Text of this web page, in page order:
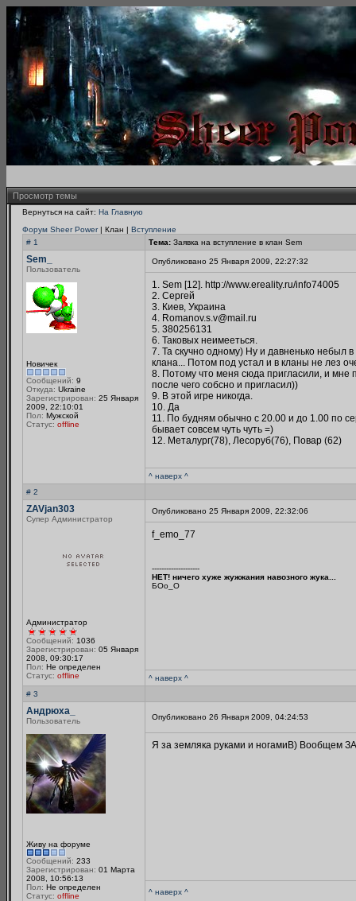
Просмотр темы
Вернуться на сайт: На Главную
Форум Sheer Power| Клан | Вступление
# 1
Тема: Заявка на вступление в клан Sem
Sem_
Пользователь
Новичек
Сообщений: 9
Откуда: Ukraine
Зарегистрирован: 25 Января
2009, 22:10:01
Пол: Мужской
Статус: offline
Опубликовано 25 Января 2009, 22:27:32
1. Sem [12]. http://www.ereality.ru/info74005
2. Сергей
3. Киев, Украина
4. Romanov.s.v@mail.ru
5. 380256131
6. Таковых неимееться.
7. Та скучно одному) Ну и давненько небыл
клана... Потом под устал и в кланы не лез
8. Потому что меня сюда пригласили, и мне
после чего собсно и пригласил))
9. В этой игре никогда.
10. Да
11. По будням обычно с 20.00 и до 1.00 по
бывает совсем чуть чуть =)
12. Металург(78), Лесоруб(76), Повар (62)
^ наверх ^
# 2
ZAVjan303
Супер Администратор
Администратор
Сообщений: 1036
Зарегистрирован: 05 Января
2008, 09:30:17
Пол: Не определен
Статус: offline
Опубликовано 25 Января 2009, 22:32:06
f_emo_77
--------------------
НЕТ! ничего хуже жужжания навозного жука...
БОo_O
^ наверх ^
# 3
Андрюха_
Пользователь
Живу на форуме
Сообщений: 233
Зарегистрирован: 01 Марта
2008, 10:56:13
Пол: Не определен
Статус: offline
Опубликовано 26 Января 2009, 04:24:53
Я за земляка руками и ногамиB) Вообщем
^ наверх ^